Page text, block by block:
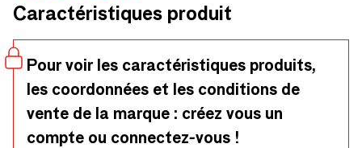
Caractéristiques produit
Pour voir les caractéristiques produits,
les coordonnées et les conditions de
vente de la marque : créez vous un
compte ou connectez-vous !